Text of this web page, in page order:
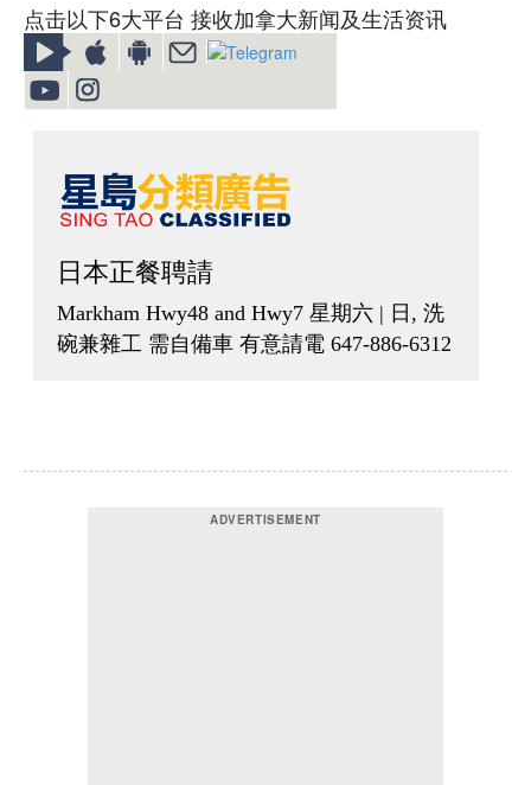
点击以下6大平台 接收加拿大新闻及生活资讯